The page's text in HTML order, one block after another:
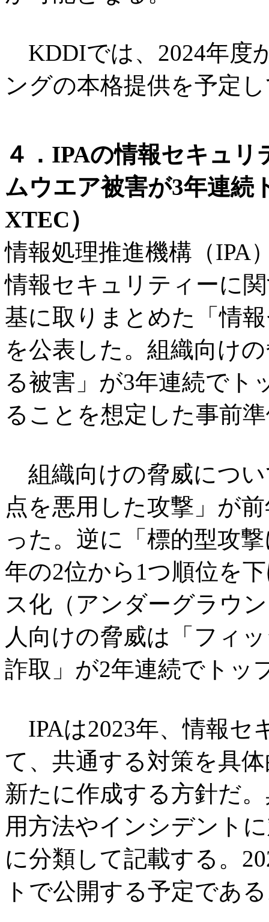
KDDIでは、2024年度
ングの本格提供を予定
４．IPAの情報セキュ
ムウエア被害が3年連
XTEC）
情報処理推進機構（IPA
情報セキュリティーに
基に取りまとめた「情
を公表した。組織向け
る被害」が3年連続でト
ることを想定した事前
組織向けの脅威につ
点を悪用した攻撃」が
った。逆に「標的型攻
年の2位から1つ順位を
ス化（アンダーグラウ
人向けの脅威は「フィ
詐取」が2年連続でトッ
IPAは2023年、情報セ
て、共通する対策を具
新たに作成する方針だ
用方法やインシデント
に分類して記載する。
トで公開する予定であ